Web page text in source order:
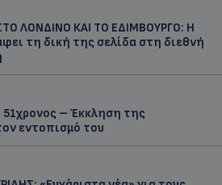
ΛΟΝΔΙΝΟ ΚΑΙ ΤΟ ΕΔΙΜΒΟΥΡΓΟ: Η
τη δική της σελίδα στη διεθνή
– Έκκληση της
εντοπισμό του